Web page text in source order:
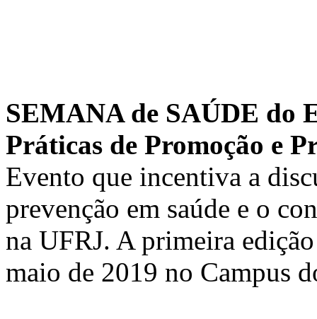
SEMANA de SAÚDE do
Práticas de Promoção e
Evento que incentiva a
prevenção em saúde e o
na UFRJ. A primeira
maio de 2019 no Campus